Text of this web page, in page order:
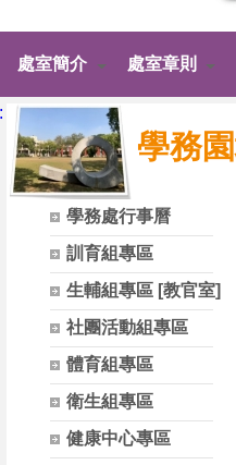
處室簡介 處室章則
學務
學務處行事曆
訓育組專區
生輔組專區 [教官室]
社團活動組專區
體育組專區
衛生組專區
健康中心專區